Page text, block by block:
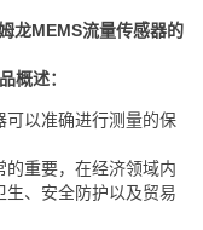
MEMS流量传感器的
概述：
可以准确进行测量的保
重要，在经济领域内
、安全防护以及贸易